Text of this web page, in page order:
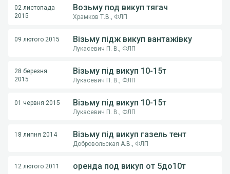
02 листопада
2015
Возьму под викуп тягач
Храмков Т.В., ФЛП
09 лютого 2015 Візьму підж викуп вантажівку
Лукасевич П. В., ФЛП
28 березня
2015
Візьму під викуп 10-15т
Лукасевич П. В., ФЛП
01 червня 2015 Візьму під викуп 10-15т
Лукасевич П. В., ФЛП
18 липня 2014 Візьму під викуп газель тент
Добровольская А.В., ФЛП
12 лютого 2011 оренда под викуп от 5до10т